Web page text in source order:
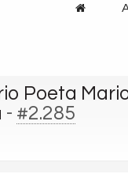
Poeta
- #2.285